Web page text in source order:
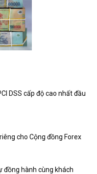
DSS cấp độ cao nhất đầu
cho Cộng đồng Forex
đồng hành cùng khách